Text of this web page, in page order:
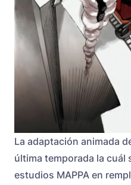
La adaptación animada
última temporada la cuál
estudios MAPPA en